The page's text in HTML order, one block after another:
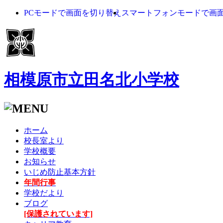
PCモードで画面を切り替え スマートフォンモードで画
相模原市立田名北小学校
ホーム
校長室より
学校概要
お知らせ
いじめ防止基本方針
年間行事
学校だより
ブログ
[保護されています]